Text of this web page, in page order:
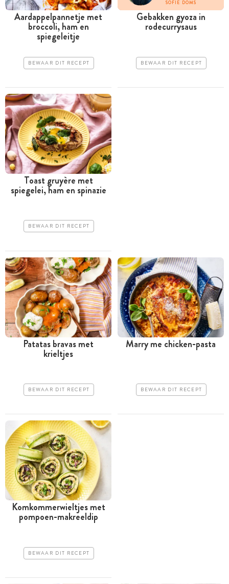
Aardappelpannetje met
broccoli, ham en
spiegeleitje
BEWAAR DIT RECEPT
SOFIE DOMS
Gebakken gyoza in
rodecurrysaus
BEWAAR DIT RECEPT
Toast gruyère met
spiegelei, ham en spinazie
BEWAAR DIT RECEPT
Patatas bravas met
krieltjes
BEWAAR DIT RECEPT
Marry me chicken-pasta
BEWAAR DIT RECEPT
Komkommerwieltjes met
pompoen-makreeldip
BEWAAR DIT RECEPT